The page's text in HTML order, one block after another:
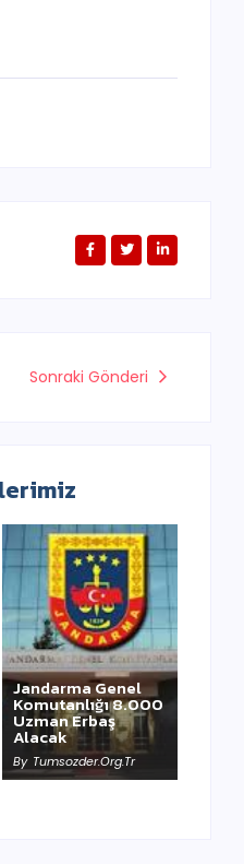
Sonraki Gönderi
Jandarma Genel
Komutanlığı 8.000
Uzman Erbaş
Alacak
By Tumsozder.org.tr